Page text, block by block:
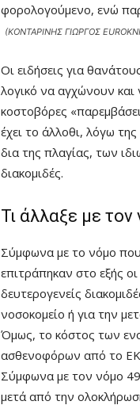
φορολογούμενο, ενώ
(ΚΟΝΤΑΡΙΝΗΣ ΓΙΩΡΓΟΣ
Οι ειδήσεις για
λογικό να αγχώνουν και
κοστοβόρες
έχει το άλλοθι, λόγω
δια της πλαγίας, των
διακομιδές.
Τι άλλαξε με
Σύμφωνα με το νόμο
επιτράπηκαν στο εξής
δευτερογενείς
νοσοκομείο ή για την
Όμως, το κόστος των
ασθενοφόρων από το
Σύμφωνα με τον νόμο
μετά από την